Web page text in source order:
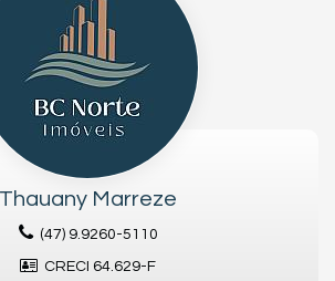
em uma das principais avenidas da
com fácil acesso a diversos pontos
mais visibilidade e comodidade para o
que buscam estrutura completa em um
Thauany Marreze
(47) 9.9260-5110
CRECI 64.629-F